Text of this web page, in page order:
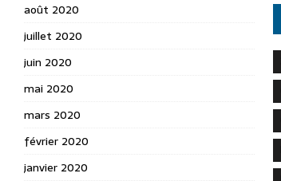
août 2020
juillet 2020
juin 2020
mai 2020
mars 2020
février 2020
janvier 2020